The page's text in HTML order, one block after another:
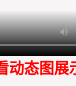
动态图展